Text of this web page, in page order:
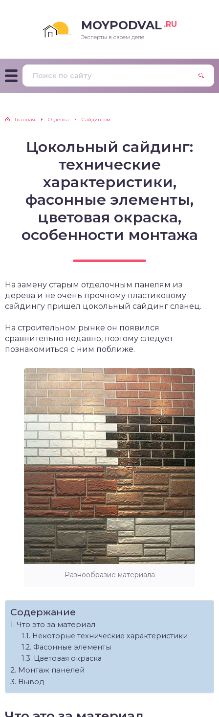
MOYPODVAL .RU
Эксперты в своем деле
Главная Отделка Сайдингом
Цокольный сайдинг:
технические
характеристики,
фасонные элементы,
цветовая окраска,
особенности монтажа
На замену старым отделочным панелям из
дерева и не очень прочному пластиковому
сайдингу пришел цокольный сайдинг сланец.
На строительном рынке он появился
сравнительно недавно, поэтому следует
познакомиться с ним поближе.
Разнообразие материала
Содержание
Что это за материал
Некоторые технические характеристики
Фасонные элементы
Цветовая окраска
Монтаж панелей
Вывод